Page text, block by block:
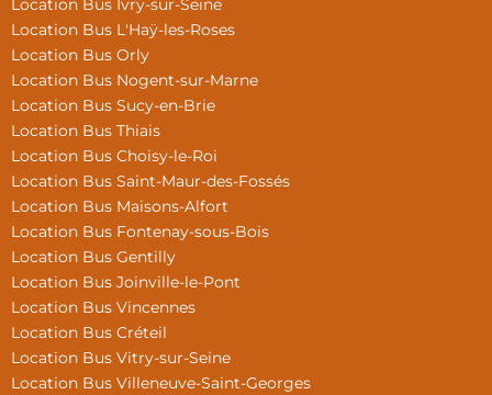
Location Bus Ivry-sur-Seine
Location Bus L'Haÿ-les-Roses
Location Bus Orly
Location Bus Nogent-sur-Marne
Location Bus Sucy-en-Brie
Location Bus Thiais
Location Bus Choisy-le-Roi
Location Bus Saint-Maur-des-Fossés
Location Bus Maisons-Alfort
Location Bus Fontenay-sous-Bois
Location Bus Gentilly
Location Bus Joinville-le-Pont
Location Bus Vincennes
Location Bus Créteil
Location Bus Vitry-sur-Seine
Location Bus Villeneuve-Saint-Georges